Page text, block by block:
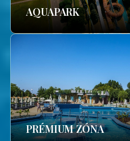
AQUAPARK
PRÉMIUM ZÓNA